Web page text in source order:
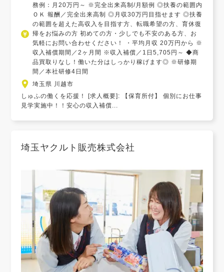
務例：月20万円～ ※完全出来高制/月額例 ◎扶養の範囲内
ＯＫ 報酬／完全出来高制 ◎月収30万円目指せます ◎扶養
の範囲を超えた高収入を目指す方、転職希望の方、育休復
帰をお悩みの方 初めての方・少しでも不安のある方、お
気軽にお問い合わせください！ ・平均月収 20万円から ※
収入補償期間／2ヶ月間 ※収入補償／1日5,705円～ ◆商
品買取りなし！働いた分はしっかり稼げます◎ ※研修期
間／本社研修4日間
埼玉県 川越市
しゅふの働くを応援！ [求人概要]: 【保育所付】 個別にお仕事
見学実施中！！安心の収入補償...
埼玉ヤクルト販売株式会社